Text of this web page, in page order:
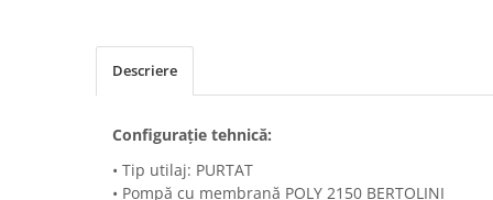
Remorci Transfer Cereale
Remorci Transport
Remorci Împrăștiat Gunoi
Scarificatoare
Descriere
Configuraţie tehnică:
• Tip utilaj: PURTAT
• Pompă cu membrană POLY 2150 BERTOLINI